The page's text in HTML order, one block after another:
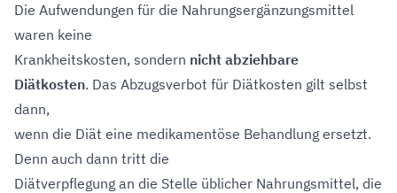
Die Aufwendungen für die Nahrungsergänzungsmittel
waren keine
Krankheitskosten, sondern nicht abziehbare
Diätkosten. Das Abzugsverbot für Diätkosten gilt selbst
dann,
wenn die Diät eine medikamentöse Behandlung ersetzt.
Denn auch dann tritt die
Diätverpflegung an die Stelle üblicher Nahrungsmittel, die